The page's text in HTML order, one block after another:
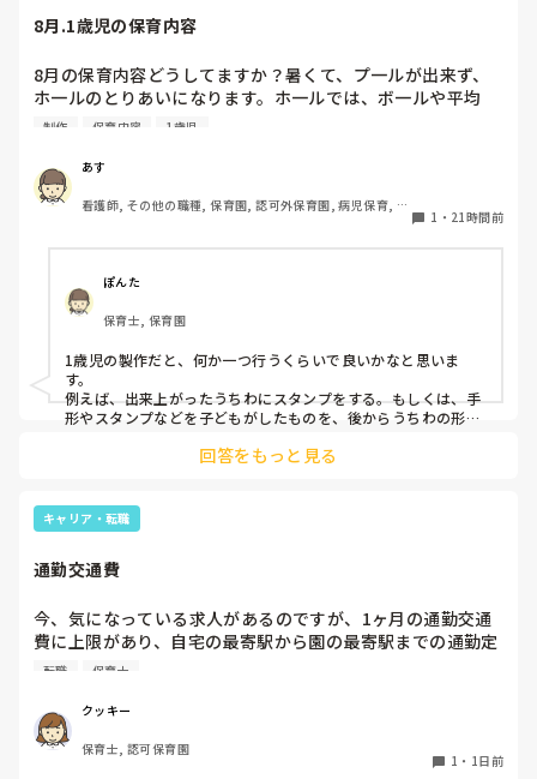
8月.1歳児の保育内容
8月の保育内容どうしてますか？暑くて、プ一ルが出来ず、
ホ一ルのとりあいになります。ホ一ルでは、ボ一ルや平均
台、風船で遊んでいます。製作で、うちわや望遠鏡や風鈴🎐
クラスです、玩具で遊ばせながら、何人かずつよんで、やっ
ています。何か、いいアイデアや、工夫など、何でもいいの
で、教えて下さい。
制作 保育内容 1歳児
あす
看護師, その他の職種, 保育園, 認可外保育園, 病児保育, 病
1 ・ 21時間前
ぽんた
保育士, 保育園
1歳児の製作だと、何か一つ行うくらいで良いかなと思いま
す。
例えば、出来上がったうちわにスタンプをする。もしくは、手
形やスタンプなどを子どもがしたものを、後からうちわの形に
雨遊び、氷遊び、など間食遊びをたくさん行っています。
す！いつもと違うおもちゃ、室内に興味津々です！
回答をもっと見る
キャリア・転職
通勤交通費
今、気になっている求人があるのですが、1ヶ月の通勤交通
費に上限があり、自宅の最寄駅から園の最寄駅までの通勤定
期代が5,000円ほどオーバーします
私としてはなかなか大きい金額なので、この時点で応募を迷
っているのですが、皆さんならどうしますか？
転職 保育士
クッキー
保育士, 認可保育園
1 ・ 1日前